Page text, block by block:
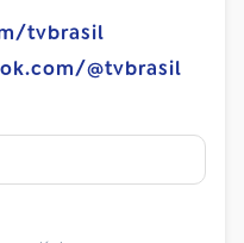
tvbrasil
@tvbrasil